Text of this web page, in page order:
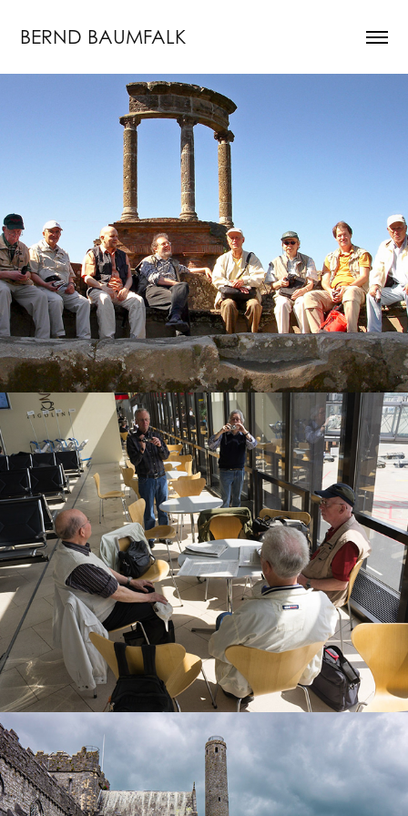
BERND BAUMFALK
Neapel 2005
Malta 2011
2022
Irland 2019
2022